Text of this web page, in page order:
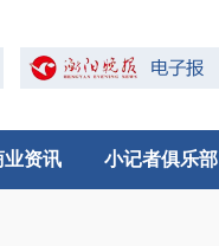
业资讯 小记者俱乐部